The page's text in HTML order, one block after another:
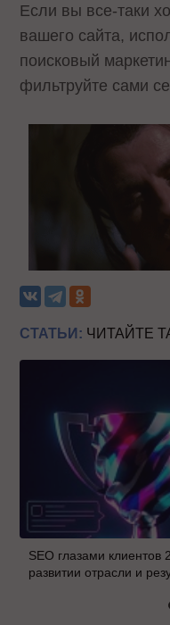
Если вы все-таки
вашего сайта,
поисковый
фильтруйте сами
СТАТЬИ: ЧИТАЙТЕ
SEO глазами клиентов
развитии отрасли и